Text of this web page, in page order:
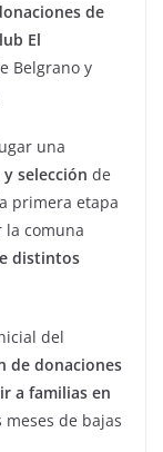
de
El
Belgrano y
una
selección de
primera etapa
la comuna
distintos
del
de donaciones
a familias en
de bajas